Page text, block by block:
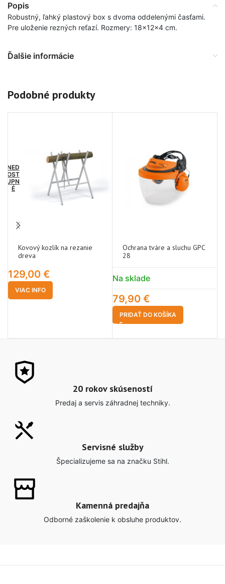
Popis
Robustný, ľahký plastový box s dvoma oddelenými časťami.
Pre uloženie rezných reťazí. Rozmery: 18x12x4 cm.
Ďalšie informácie
Podobné produkty
NED
OST
UPN
É
Kovový kozlík na rezanie
dreva
129,00 €
VIAC INFO
Ochrana tváre a sluchu GPC
28
Na sklade
79,90 €
PRIDAŤ DO KOŠÍKA
20 rokov skúseností
Predaj a servis záhradnej techniky.
Servisné služby
Špecializujeme sa na značku Stihl.
Kamenná predajňa
Odborné zaškolenie k obsluhe produktov.